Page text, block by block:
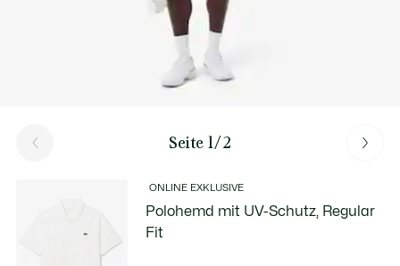
Seite 1/2
ONLINE EXKLUSIVE
Polohemd mit UV-Schutz, Regular
Fit